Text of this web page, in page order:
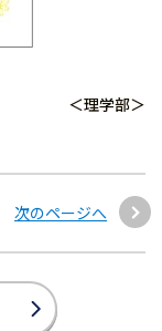
＜理学部＞
次のページへ